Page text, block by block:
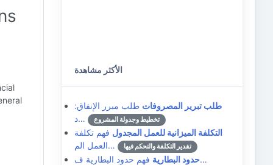
الأكثر مشاهدة
طلب تبرير المصروفات طلب مبرر الإنفاق:
د…
تخطيط وجدولة المشروع
التكلفة الميزانية للعمل المجدول فهم تكلفة
العمل الم…
تقدير التكلفة والتحكم فيها
حدود البطاريةفهم حدود البطارية ف…